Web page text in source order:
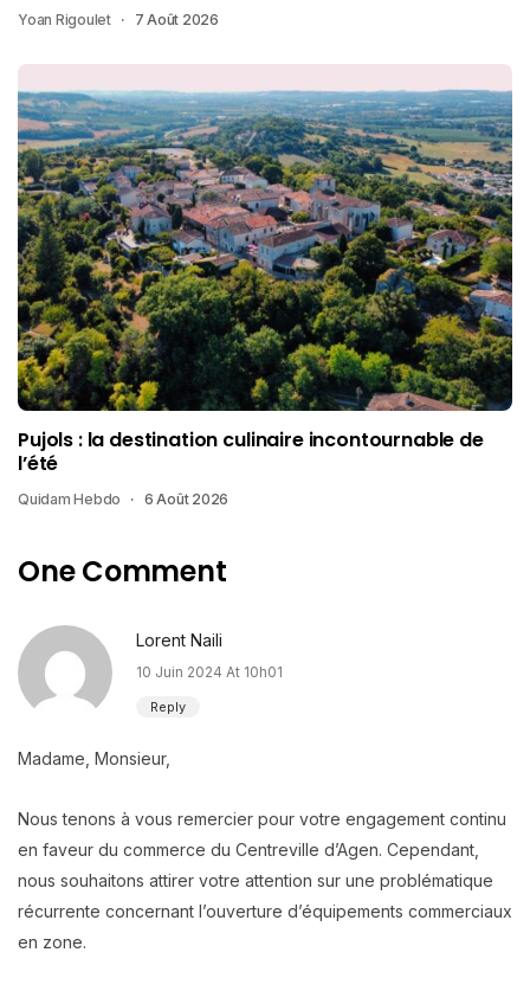
Yoan Rigoulet 7 Août 2026
Pujols : la destination culinaire incontournable de
l’été
Quidam Hebdo 6 Août 2026
One Comment
Lorent Naili
10 Juin 2024 At 10h01
Reply
Madame, Monsieur,
Nous tenons à vous remercier pour votre engagement continu
en faveur du commerce du Centreville d’Agen. Cependant,
nous souhaitons attirer votre attention sur une problématique
récurrente concernant l’ouverture d’équipements commerciaux
en zone.